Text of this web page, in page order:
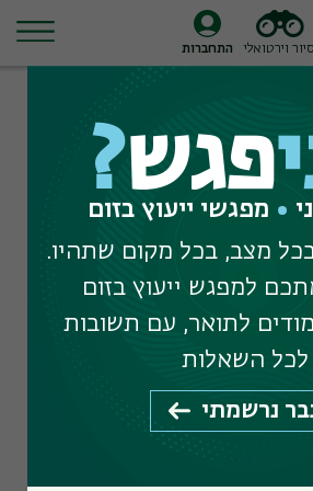
סיור וירטואלי התחברות
מחקר בערבית
לערבית – תארים
לערבית
לערבית – תארים
פגש?
מפגשי ייעוץ בזום
מצב, בכל מקום שתהיו.
למפגש ייעוץ בזום
לתואר, עם תשובות
לכל השאלות
נרשמתי